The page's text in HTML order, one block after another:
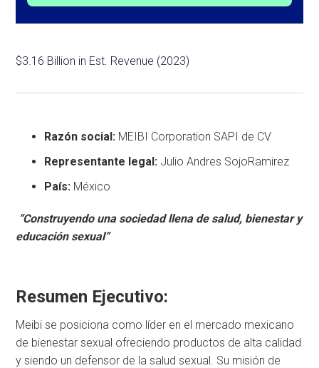
$3.16 Billion in Est. Revenue (2023)
Razón social: MEIBI Corporation SAPI de CV
Representante legal: Julio Andres SojoRamirez
País: México
“Construyendo una sociedad llena de salud, bienestar y
educación sexual”
Resumen Ejecutivo:
Meibi se posiciona como líder en el mercado mexicano
de bienestar sexual ofreciendo productos de alta calidad
y siendo un defensor de la salud sexual. Su misión de